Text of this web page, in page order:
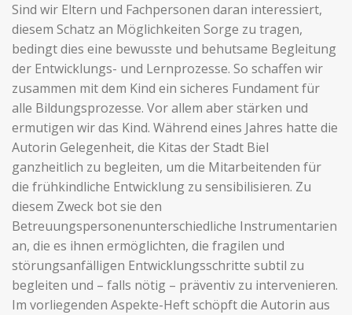
Sind wir Eltern und Fachpersonen daran interessiert,
diesem Schatz an Möglichkeiten Sorge zu tragen,
bedingt dies eine bewusste und behutsame Begleitung
der Entwicklungs- und Lernprozesse. So schaffen wir
zusammen mit dem Kind ein sicheres Fundament für
alle Bildungsprozesse. Vor allem aber stärken und
ermutigen wir das Kind. Während eines Jahres hatte die
Autorin Gelegenheit, die Kitas der Stadt Biel
ganzheitlich zu begleiten, um die Mitarbeitenden für
die frühkindliche Entwicklung zu sensibilisieren. Zu
diesem Zweck bot sie den
Betreuungspersonenunterschiedliche Instrumentarien
an, die es ihnen ermöglichten, die fragilen und
störungsanfälligen Entwicklungsschritte subtil zu
begleiten und – falls nötig – präventiv zu intervenieren.
Im vorliegenden Aspekte-Heft schöpft die Autorin aus